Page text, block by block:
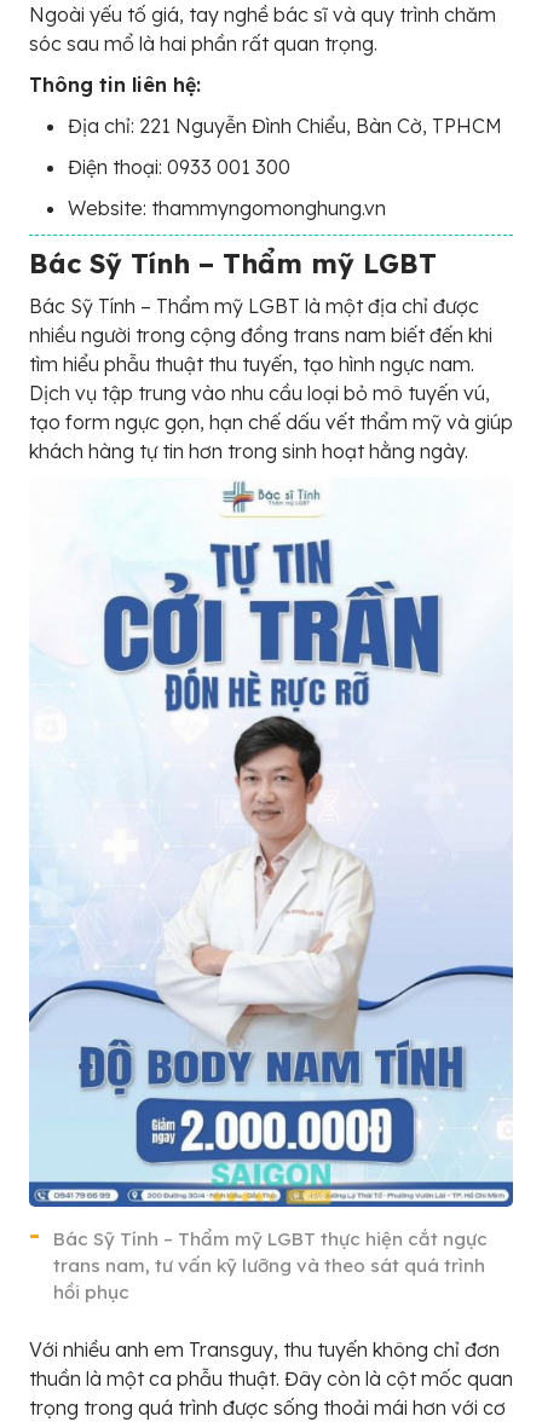
Ngoài yếu tố giá, tay nghề bác sĩ và quy trình chăm
sóc sau mổ là hai phần rất quan trọng.
Thông tin liên hệ:
Địa chỉ: 221 Nguyễn Đình Chiểu, Bàn Cờ, TPHCM
Điện thoại: 0933 001 300
Website: thammyngomonghung.vn
Bác Sỹ Tính – Thẩm mỹ LGBT
Bác Sỹ Tính – Thẩm mỹ LGBT là một địa chỉ được
nhiều người trong cộng đồng trans nam biết đến khi
tìm hiểu phẫu thuật thu tuyến, tạo hình ngực nam.
Dịch vụ tập trung vào nhu cầu loại bỏ mô tuyến vú,
tạo form ngực gọn, hạn chế dấu vết thẩm mỹ và giúp
khách hàng tự tin hơn trong sinh hoạt hằng ngày.
Bác Sỹ Tính – Thẩm mỹ LGBT thực hiện cắt ngực
trans nam, tư vấn kỹ lưỡng và theo sát quá trình
hồi phục
Với nhiều anh em Transguy, thu tuyến không chỉ đơn
thuần là một ca phẫu thuật. Đây còn là cột mốc quan
trọng trong quá trình được sống thoải mái hơn với cơ